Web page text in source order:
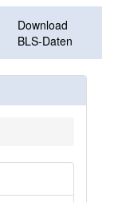
Download
BLS-Daten